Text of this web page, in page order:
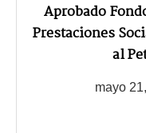
Aprobado
Prestaciones
al
mayo